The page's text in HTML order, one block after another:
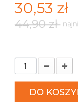
30,53 zł
44,90 zł
DO